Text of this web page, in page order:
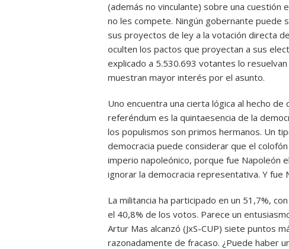
(además no vinculante) sobre una
no les compete. Ningún gobernante
sus proyectos de ley a la votación directa
oculten los pactos que proyectan a sus
explicado a 5.530.693 votantes lo
muestran mayor interés por el asunto.
Uno encuentra una cierta lógica al hecho
referéndum es la quintaesencia de la
los populismos son primos hermanos. Un
democracia puede considerar que el
imperio napoleónico, porque fue Napoleón
ignorar la democracia representativa. Y
La militancia ha participado en un 51,7%,
el 40,8% de los votos. Parece un
Artur Mas alcanzó (JxS-CUP) siete puntos
razonadamente de fracaso. ¿Puede haber